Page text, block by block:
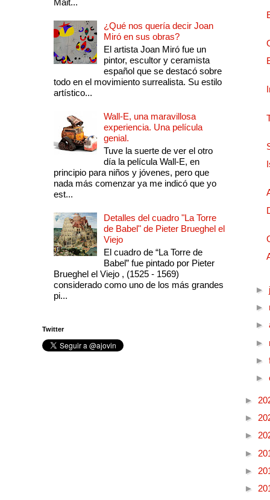
¿Qué nos quería decir Joan
Miró en sus obras?
El artista Joan Miró fue un
pintor, escultor y ceramista
español que se destacó sobre
todo en el movimiento surrealista. Su estilo
artístico...
Wall-E, una maravillosa
experiencia. Una película
genial.
Tuve la suerte de ver el otro
día la película Wall-E, en
principio para niños y jóvenes, pero que
nada más comenzar ya me indicó que yo
est...
Detalles del cuadro "La Torre
de Babel" de Pieter Brueghel el
Viejo
El cuadro de “La Torre de
Babel” fue pintado por Pieter
Brueghel el Viejo , (1525 - 1569)
considerado como uno de los más grandes
pi...
Twitter
►
►
►
►
►
►
►
►
►
►
►
►